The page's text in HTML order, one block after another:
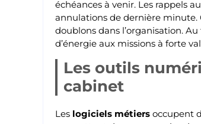
échéances à venir. Les rappels
annulations de dernière minute.
doublons dans l’organisation.
d’énergie aux missions à forte
Les outils
cabinet
Les logiciels métiers occupent